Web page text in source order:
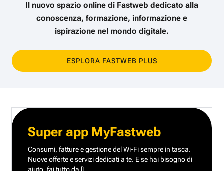
Il nuovo spazio online di Fastweb dedicato alla
conoscenza, formazione, informazione e
ispirazione nel mondo digitale.
ESPLORA FASTWEB PLUS
Super app MyFastweb
Consumi, fatture e gestione del Wi-Fi sempre in tasca.
Nuove offerte e servizi dedicati a te. E se hai bisogno di